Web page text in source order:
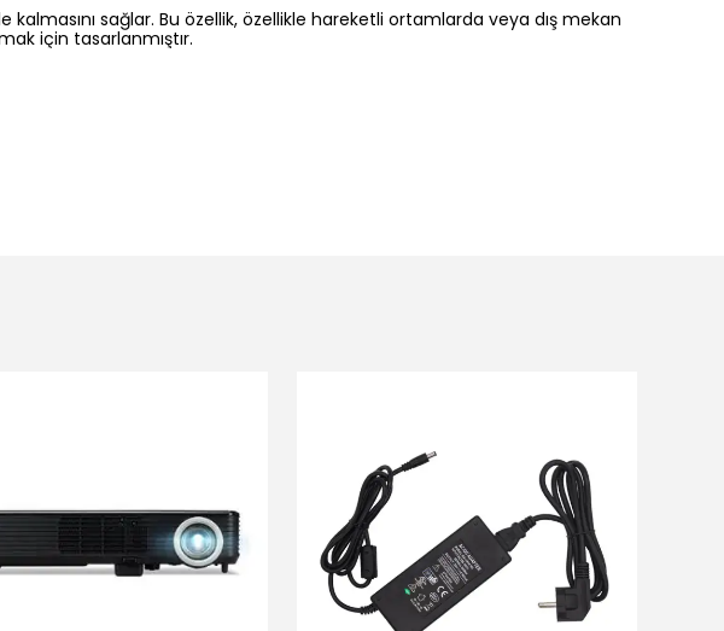
kalmasını sağlar. Bu özellik, özellikle hareketli ortamlarda veya dış mekan
için tasarlanmıştır.